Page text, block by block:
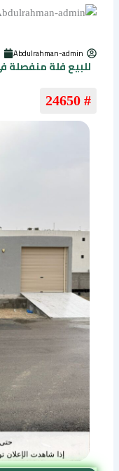
Abdulrahman-admin
# 24650